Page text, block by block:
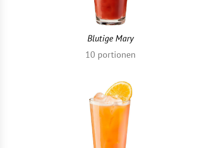
Blutige Mary
10 portionen